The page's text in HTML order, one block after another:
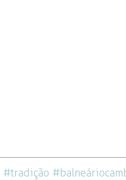
#tradição